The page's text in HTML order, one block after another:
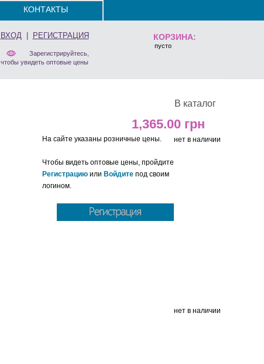
КОРЗИНА:
пусто
КОНТАКТЫ
ВХОД| РЕГИСТРАЦИЯ
Зарегистрируйтесь,
чтобы увидеть оптовые цены
В каталог
1,365.00
нет в наличии
На сайте указаны розничные цены.
Чтобы видеть оптовые цены, пройдите
Регистрацию или Войдите под своим
логином.
нет в наличии